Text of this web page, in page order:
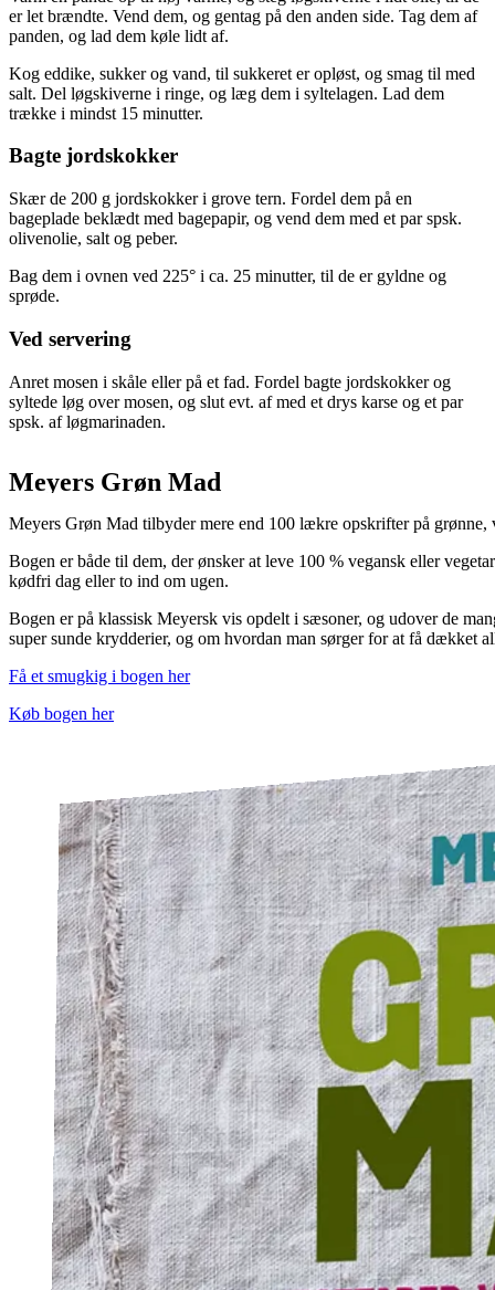
er let brændte. Vend dem, og gentag på den anden side. Tag dem af
panden, og lad dem køle lidt af.
Kog eddike, sukker og vand, til sukkeret er opløst, og smag til med
salt. Del løgskiverne i ringe, og læg dem i syltelagen. Lad dem
trække i mindst 15 minutter.
Bagte jordskokker
Skær de 200 g jordskokker i grove tern. Fordel dem på en
bageplade beklædt med bagepapir, og vend dem med et par spsk.
olivenolie, salt og peber.
Bag dem i ovnen ved 225° i ca. 25 minutter, til de er gyldne og
sprøde.
Ved servering
Anret mosen i skåle eller på et fad. Fordel bagte jordskokker og
syltede løg over mosen, og slut evt. af med et drys karse og et par
spsk. af løgmarinaden.
Meyers Grøn Mad
Meyers Grøn Mad tilbyder mere end 100 lækre opskrifter på grønne,
Bogen er både til dem, der ønsker at leve 100 % vegansk eller
kødfri dag eller to ind om ugen.
Bogen er på klassisk Meyersk vis opdelt i sæsoner, og udover de
super sunde krydderier, og om hvordan man sørger for at få dækket
Få et smugkig i bogen her
Køb bogen her